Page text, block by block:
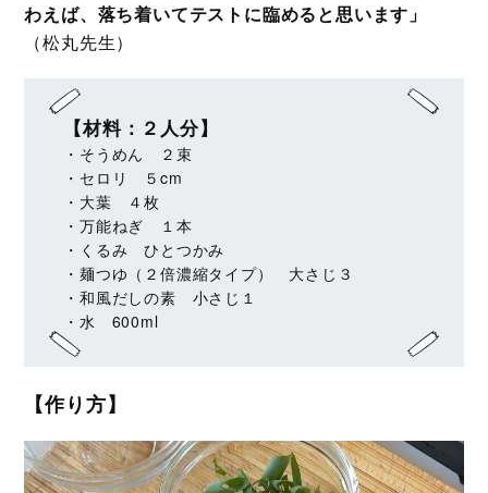
わえば、落ち着いてテストに臨めると思います」
（松丸先生）
【材料：２人分】
・そうめん ２束
・セロリ ５cm
・大葉 ４枚
・万能ねぎ １本
・くるみ ひとつかみ
・麺つゆ（２倍濃縮タイプ） 大さじ３
・和風だしの素 小さじ１
・水 600ml
【作り方】